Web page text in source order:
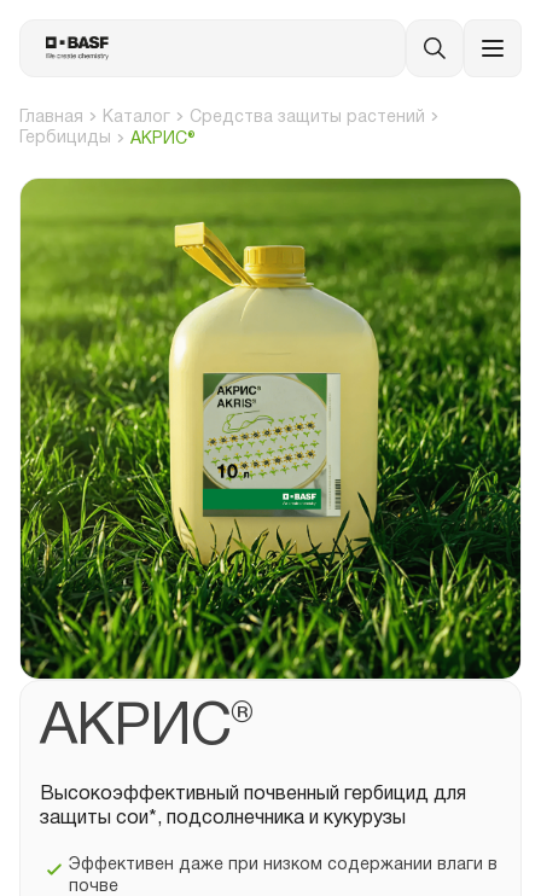
Главная Каталог
Средства защиты растений
Гербициды
АКРИС®
АКРИС®
Высокоэффективный почвенный гербицид для
защиты сои*, подсолнечника и кукурузы
Эффективен даже при низком содержании влаги в
почве